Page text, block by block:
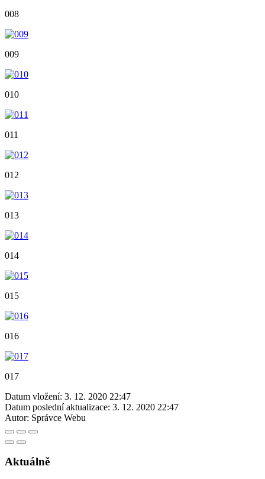
008
009
010
011
012
013
014
015
016
017
Datum vložení: 3. 12. 2020 22:47
Datum poslední aktualizace: 3. 12. 2020 22:47
Autor: Správce Webu
Aktuálně